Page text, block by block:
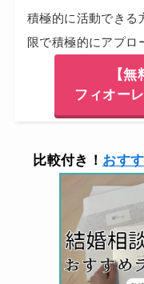
積極的に活動できる
限で積極的にアプロ
【
フィオー
比較付き！ おす